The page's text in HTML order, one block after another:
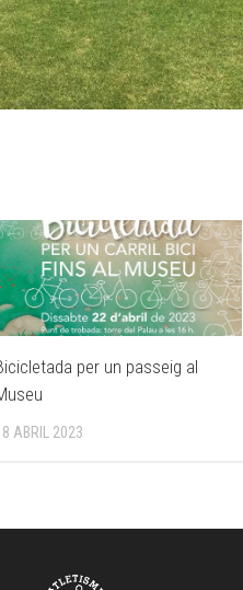
per un passeig al
ABRIL 2023